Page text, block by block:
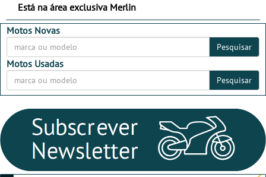
Está na área exclusiva Merlin
Motos Novas
Pesquisar
Motos Usadas
Pesquisar